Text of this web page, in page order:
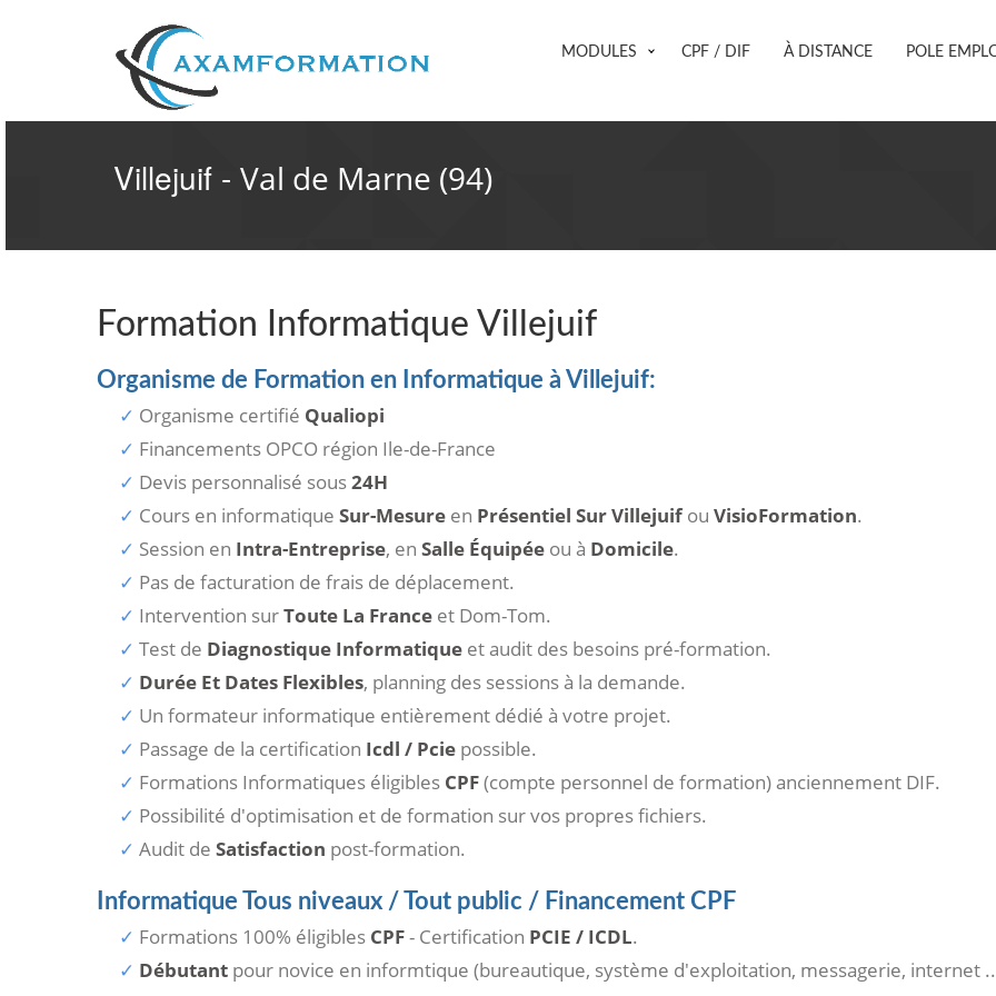
MODULES CPF / DIF À DISTANCE POLE
Villejuif - Val de Marne (94)
Formation Informatique Villejuif
Organisme de Formation en Informatique à Villejuif:
Organisme certifié Qualiopi
Financements OPCO région Ile-de-France
Devis personnalisé sous24H
Cours en informatique Sur-Mesure en Présentiel Sur Villejuifou VisioFormation.
Session en Intra-Entreprise, en Salle Équipée ou à Domicile.
Pas de facturation de frais de déplacement.
Intervention surToute La France et Dom-Tom.
Test de Diagnostique Informatique et audit des besoins pré-formation.
Durée Et Dates Flexibles, planning des sessions à la demande.
Un formateur informatique entièrement dédié à votre projet.
Passage de la certification Icdl / Pcie possible.
Formations Informatiques éligibles CPF(compte personnel de formation) anciennement DIF.
Possibilité d'optimisation et de formation sur vos propres fichiers.
Audit de Satisfaction post-formation.
Informatique Tous niveaux / Tout public / Financement CPF
Formations 100% éligibles CPF- Certification PCIE / ICDL.
Débutant pour novice en informtique (bureautique, système d'exploitation, messagerie, internet